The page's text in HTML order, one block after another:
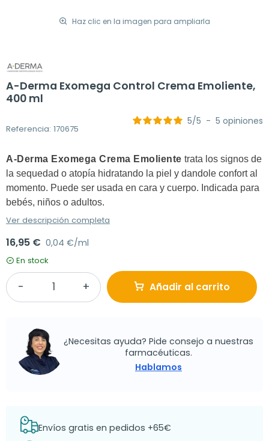
Haz clic en la imagen para ampliarla
A-Derma Exomega Control Crema Emoliente,
400 ml
Referencia: 170675
5/5 - 5 opiniones
A-Derma Exomega Crema Emoliente trata los signos de
la sequedad o atopía hidratando la piel y dandole confort al
momento. Puede ser usada en cara y cuerpo. Indicada para
bebés, niños o adultos.
Ver descripción completa
16,95 € 0,04 €/ml
En stock
Añadir al carrito
¿Necesitas ayuda? Pide consejo a nuestras
farmacéuticas.
Hablamos
Envíos gratis en pedidos +65€